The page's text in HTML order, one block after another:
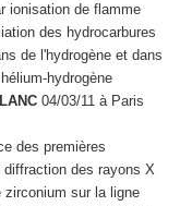
ionisation de flamme
des hydrocarbures
de l'hydrogène et dans
hydrogène
04/03/11 à Paris
des premières
diffraction des rayons X
zirconium sur la ligne